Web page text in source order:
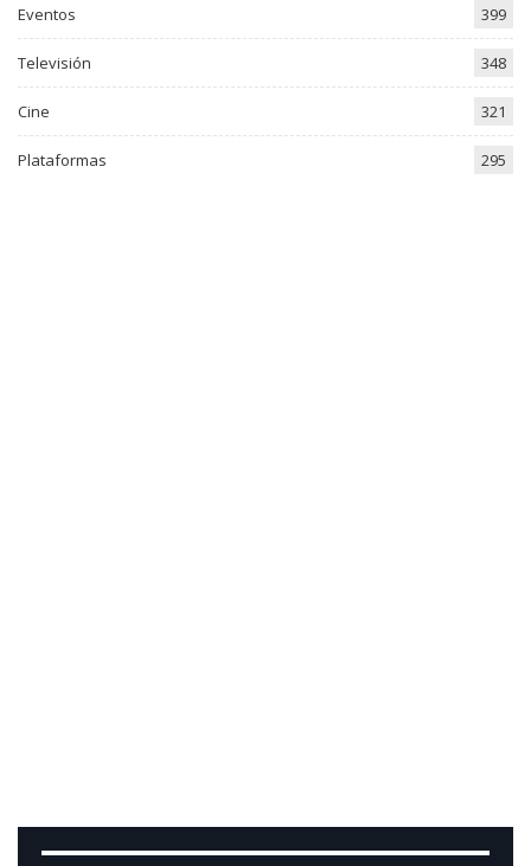
Eventos 399
Televisión 348
Cine 321
Plataformas 295